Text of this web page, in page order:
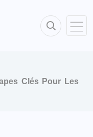
Clés Pour Les